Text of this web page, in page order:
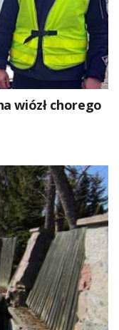
wiózł chorego